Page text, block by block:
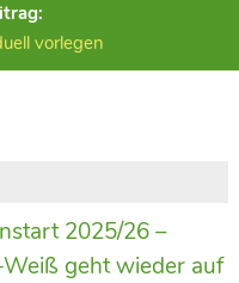
vorlegen
2025/26 –
geht wieder auf